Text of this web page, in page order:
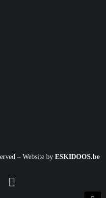
– Website by ESKIDOOS.be